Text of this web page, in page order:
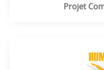
Projet